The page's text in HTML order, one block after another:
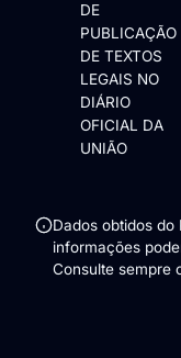
DE
PUBLICAÇÃO
DE TEXTOS
LEGAIS NO
DIÁRIO
OFICIAL DA
UNIÃO
Dados obtidos do
informações
Consulte sempre